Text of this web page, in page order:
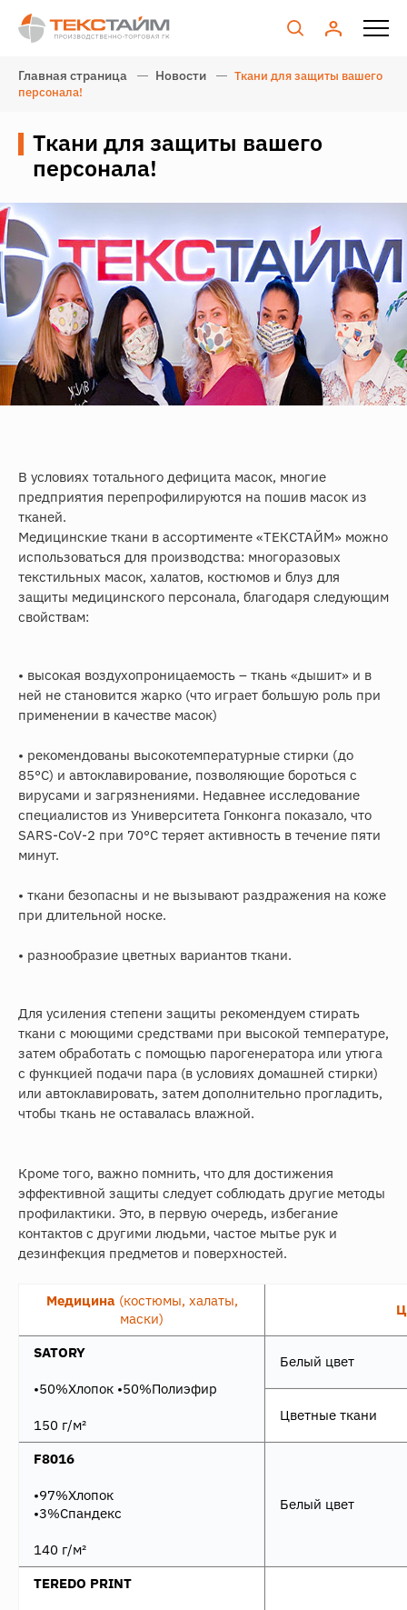
Главная страница Новости
Ткани для защиты вашего
персонала!
Ткани для защиты вашего
персонала!
В условиях тотального дефицита масок, многие
предприятия перепрофилируются на пошив масок из
тканей.
Медицинские ткани в ассортименте «ТЕКСТАЙМ» можно
использоваться для производства: многоразовых
текстильных масок, халатов, костюмов и блуз для
защиты медицинского персонала, благодаря следующим
свойствам:
• высокая воздухопроницаемость – ткань «дышит» и в
ней не становится жарко (что играет большую роль при
применении в качестве масок)
• рекомендованы высокотемпературные стирки (до
85°С) и автоклавирование, позволяющие бороться с
вирусами и загрязнениями. Недавнее исследование
специалистов из Университета Гонконга показало, что
SARS-CoV-2 при 70°С теряет активность в течение пяти
минут.
• ткани безопасны и не вызывают раздражения на коже
при длительной носке.
• разнообразие цветных вариантов ткани.
Для усиления степени защиты рекомендуем стирать
ткани с моющими средствами при высокой температуре,
затем обработать с помощью парогенератора или утюга
с функцией подачи пара (в условиях домашней стирки)
или автоклавировать, затем дополнительно прогладить,
чтобы ткань не оставалась влажной.
Кроме того, важно помнить, что для достижения
эффективной защиты следует соблюдать другие методы
профилактики. Это, в первую очередь, избегание
контактов с другими людьми, частое мытье рук и
дезинфекция предметов и поверхностей.
Медицина (костюмы, халаты,
маски)
SATORY
•50%Хлопок •50%Полиэфир
150 г/м²
Белый цвет
Цветные ткани
F8016
•97%Хлопок
•3%Спандекс
140 г/м²
Белый цвет
TEREDO PRINT